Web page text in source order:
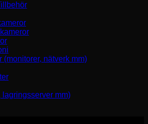
(monitorer, nätverk mm)
lagringsserver mm)